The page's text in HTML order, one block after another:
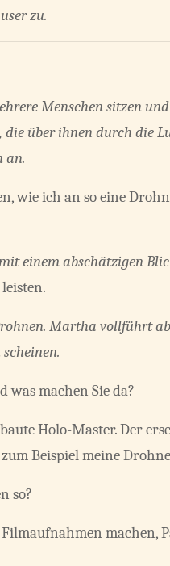
zu.
Menschen sitzen
die über ihnen durch die
an.
wie ich an so eine
mit einem abschätzigen
Martha vollführt
was machen Sie da?
Holo-Master. Der
Beispiel meine
so?
machen,